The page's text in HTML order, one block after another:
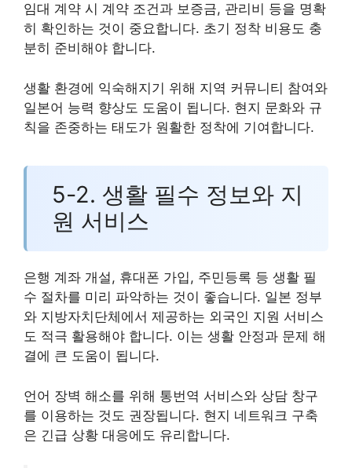
임대 계약 시 계약 조건과 보증금, 관리비 등을 명확
히 확인하는 것이 중요합니다. 초기 정착 비용도 충
분히 준비해야 합니다.
생활 환경에 익숙해지기 위해 지역 커뮤니티 참여와
일본어 능력 향상도 도움이 됩니다. 현지 문화와 규
칙을 존중하는 태도가 원활한 정착에 기여합니다.
5-2. 생활 필수 정보와 지
원 서비스
은행 계좌 개설, 휴대폰 가입, 주민등록 등 생활 필
수 절차를 미리 파악하는 것이 좋습니다. 일본 정부
와 지방자치단체에서 제공하는 외국인 지원 서비스
도 적극 활용해야 합니다. 이는 생활 안정과 문제 해
결에 큰 도움이 됩니다.
언어 장벽 해소를 위해 통번역 서비스와 상담 창구
를 이용하는 것도 권장됩니다. 현지 네트워크 구축
은 긴급 상황 대응에도 유리합니다.